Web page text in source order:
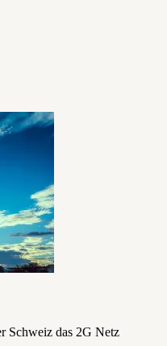
Schweiz das 2G Netz